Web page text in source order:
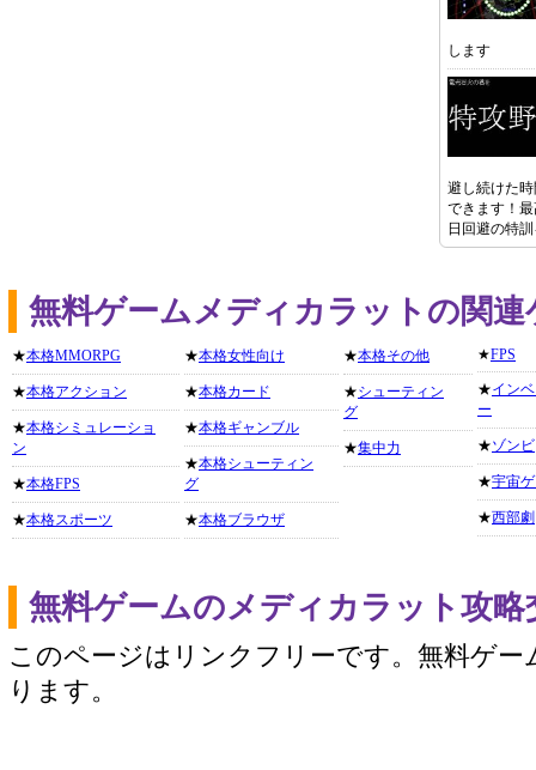
します
避し続けた
できます！
日回避の特
無料ゲームメディカラットの関
★本格MMORPG
★本格アクション
★本格シミュレーショ
ン
★本格FPS
★本格スポーツ
★本格女性向け
★本格カード
★本格ギャンブル
★本格シューティン
グ
★本格ブラウザ
★本格その他
★シューティン
グ
★集中力
★FPS
★イン
ー
★ゾンビ
★宇宙
★西部劇
無料ゲームのメディカラット攻
このページはリンクフリーです。無料ゲー
ります。